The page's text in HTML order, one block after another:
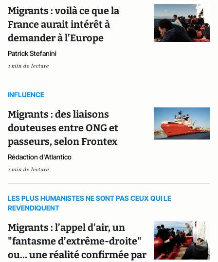
Migrants : voilà ce que la
France aurait intérêt à
demander à l’Europe
Patrick Stefanini
1 min de lecture
INFLUENCE
Migrants : des liaisons
douteuses entre ONG et
passeurs, selon Frontex
Rédaction d'Atlantico
1 min de lecture
LES PLUS HUMANISTES NE SONT PAS CEUX QUI LE
REVENDIQUENT
Migrants : l’appel d’air, un
"fantasme d’extrême-droite"
ou… une réalité confirmée par